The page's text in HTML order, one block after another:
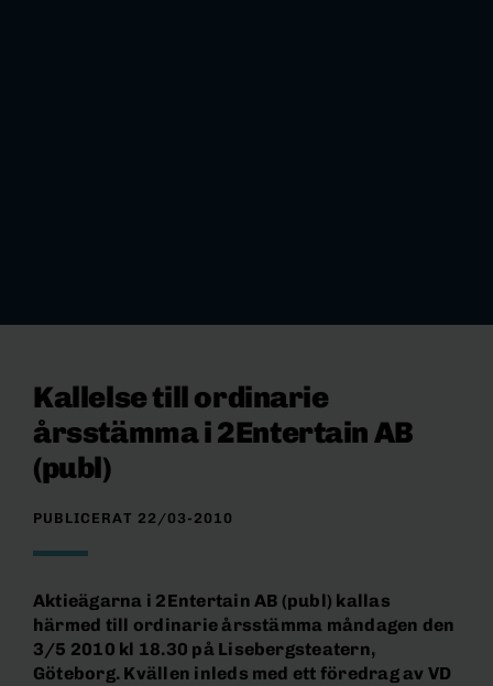
Kallelse till ordinarie
årsstämma i 2Entertain AB
(publ)
PUBLICERAT 22/03-2010
Aktieägarna i 2Entertain AB (publ) kallas
härmed till ordinarie årsstämma måndagen den
3/5 2010 kl 18.30 på Lisebergsteatern,
Göteborg. Kvällen inleds med ett föredrag av VD